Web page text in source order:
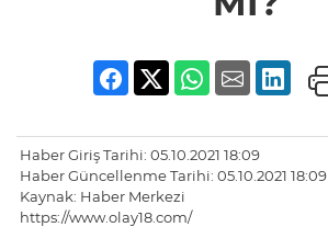
Haber Giriş Tarihi: 05.10.2021 18:09
Haber Güncellenme Tarihi: 05.10.2021 18:09
Kaynak: Haber Merkezi
https://www.olay18.com/